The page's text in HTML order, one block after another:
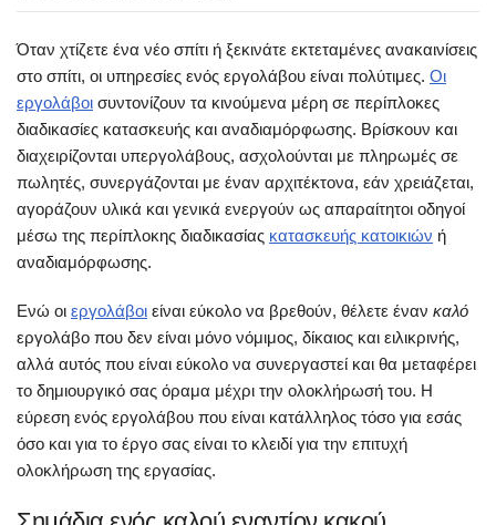
Όταν χτίζετε ένα νέο σπίτι ή ξεκινάτε εκτεταμένες ανακαινίσεις
στο σπίτι, οι υπηρεσίες ενός εργολάβου είναι πολύτιμες. Οι
εργολάβοι συντονίζουν τα κινούμενα μέρη σε περίπλοκες
διαδικασίες κατασκευής και αναδιαμόρφωσης. Βρίσκουν και
διαχειρίζονται υπεργολάβους, ασχολούνται με πληρωμές σε
πωλητές, συνεργάζονται με έναν αρχιτέκτονα, εάν χρειάζεται,
αγοράζουν υλικά και γενικά ενεργούν ως απαραίτητοι οδηγοί
μέσω της περίπλοκης διαδικασίας κατασκευής κατοικιών ή
αναδιαμόρφωσης.
Ενώ οι εργολάβοι είναι εύκολο να βρεθούν, θέλετε έναν καλό
εργολάβο που δεν είναι μόνο νόμιμος, δίκαιος και ειλικρινής,
αλλά αυτός που είναι εύκολο να συνεργαστεί και θα μεταφέρει
το δημιουργικό σας όραμα μέχρι την ολοκλήρωσή του. Η
εύρεση ενός εργολάβου που είναι κατάλληλος τόσο για εσάς
όσο και για το έργο σας είναι το κλειδί για την επιτυχή
ολοκλήρωση της εργασίας.